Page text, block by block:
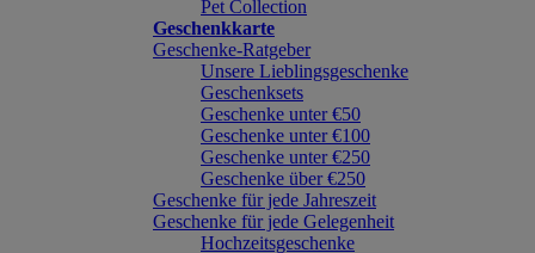
Pet Collection
Geschenkkarte
Geschenke-Ratgeber
Unsere Lieblingsgeschenke
Geschenksets
Geschenke unter €50
Geschenke unter €100
Geschenke unter €250
Geschenke über €250
Geschenke für jede Jahreszeit
Geschenke für jede Gelegenheit
Hochzeitsgeschenke